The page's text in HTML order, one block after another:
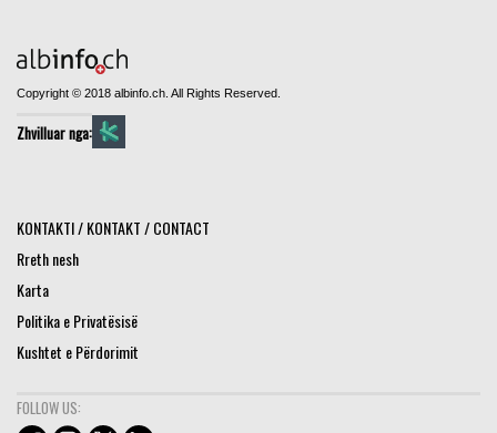
Copyright © 2018 albinfo.ch. All Rights Reserved.
Zhvilluar nga:
KONTAKTI / KONTAKT / CONTACT
Rreth nesh
Karta
Politika e Privatësisë
Kushtet e Përdorimit
FOLLOW US: